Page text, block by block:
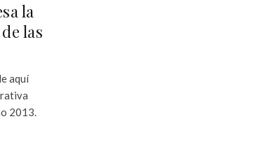
la
las
aquí
2013.